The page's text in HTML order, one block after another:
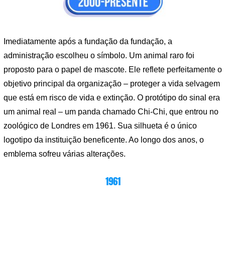
Imediatamente após a fundação da fundação, a
administração escolheu o símbolo. Um animal raro foi
proposto para o papel de mascote. Ele reflete perfeitamente o
objetivo principal da organização – proteger a vida selvagem
que está em risco de vida e extinção. O protótipo do sinal era
um animal real – um panda chamado Chi-Chi, que entrou no
zoológico de Londres em 1961. Sua silhueta é o único
logotipo da instituição beneficente. Ao longo dos anos, o
emblema sofreu várias alterações.
1961